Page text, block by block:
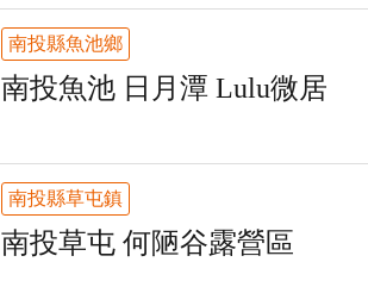
南投縣魚池鄉
南投魚池 日月潭 Lulu微居
南投縣草屯鎮
南投草屯 何陋谷露營區